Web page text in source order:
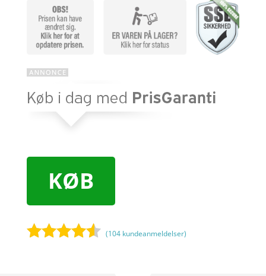
KØB
(104 kundeanmeldelser)